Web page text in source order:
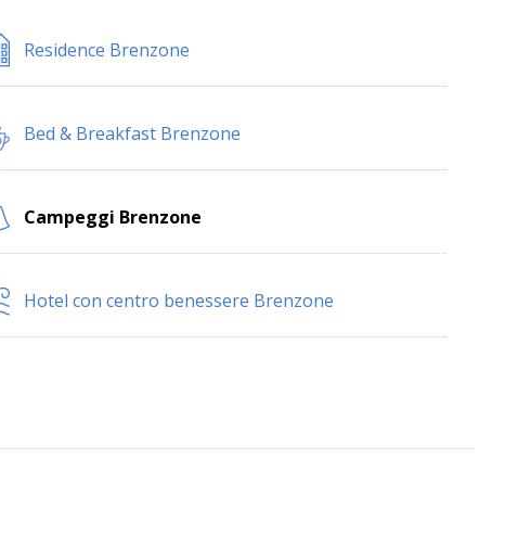
Residence Brenzone
Bed & Breakfast Brenzone
Campeggi Brenzone
Hotel con centro benessere Brenzone